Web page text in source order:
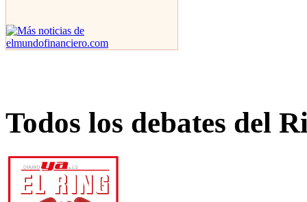
Todos los debates del